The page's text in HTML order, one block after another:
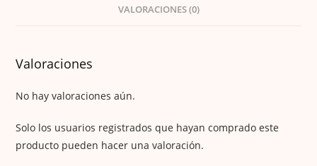
VALORACIONES (0)
Valoraciones
No hay valoraciones aún.
Solo los usuarios registrados que hayan comprado este
producto pueden hacer una valoración.